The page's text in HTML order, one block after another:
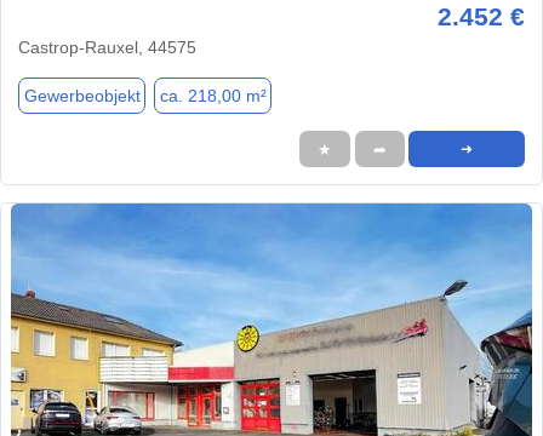
2.452 €
Castrop-Rauxel, 44575
Gewerbeobjekt ca. 218,00 m²
★ ➦ ➜